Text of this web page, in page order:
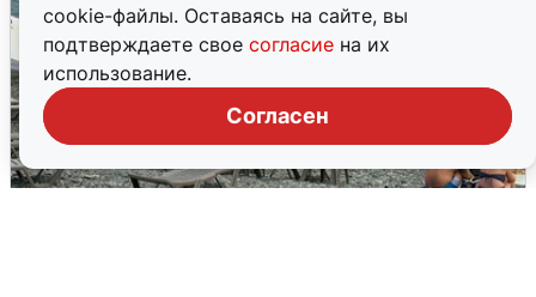
cookie-файлы. Оставаясь на сайте, вы
подтверждаете свое согласие на их
использование.
Согласен